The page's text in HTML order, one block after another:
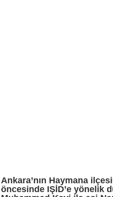
Ankara’nın Haymana
öncesinde IŞİD’e yönelik